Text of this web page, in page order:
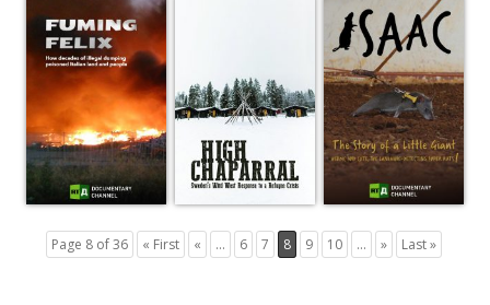
Page 8 of 36 « First « ... 6 7 8 9 10 ... » Last »